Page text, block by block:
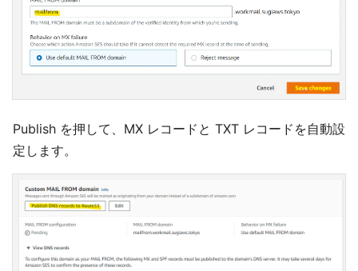
Publish を押して、MX レコードと TXT レコードを自動設
定します。